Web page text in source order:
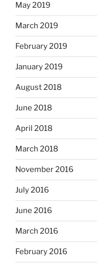
May 2019
March 2019
February 2019
January 2019
August 2018
June 2018
April 2018
March 2018
November 2016
July 2016
June 2016
March 2016
February 2016